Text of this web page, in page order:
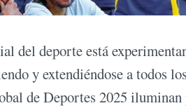
del deporte está
y extendiéndose a todos
de Deportes 2025 iluminan